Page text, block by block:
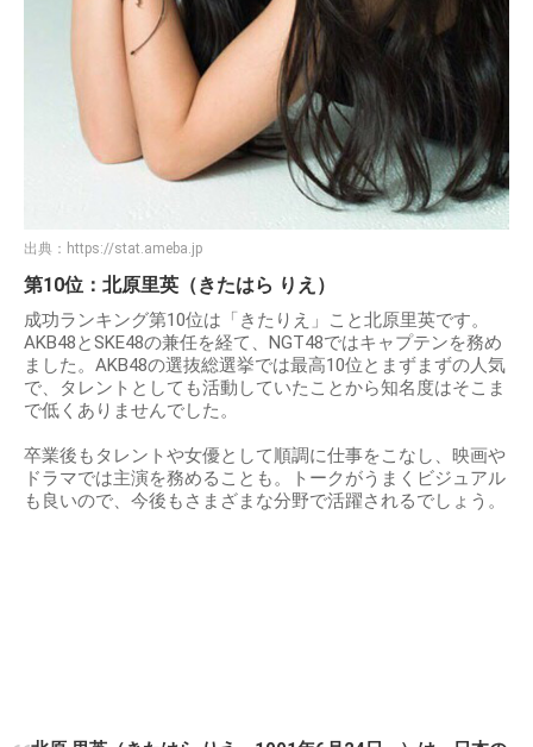
出典： https://stat.ameba.jp
第10位：北原里英（きたはら りえ）
成功ランキング第10位は「きたりえ」こと北原里英です。
AKB48とSKE48の兼任を経て、NGT48ではキャプテンを務め
ました。AKB48の選抜総選挙では最高10位とまずまずの人気
で、タレントとしても活動していたことから知名度はそこま
で低くありませんでした。
卒業後もタレントや女優として順調に仕事をこなし、映画や
ドラマでは主演を務めることも。トークがうまくビジュアル
も良いので、今後もさまざまな分野で活躍されるでしょう。